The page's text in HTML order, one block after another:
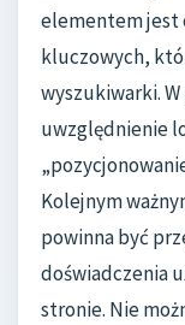
elementem jest
kluczowych,
wyszukiwarki.
uwzględnienie
Kolejnym
powinna być
doświadczenia
stronie. Nie